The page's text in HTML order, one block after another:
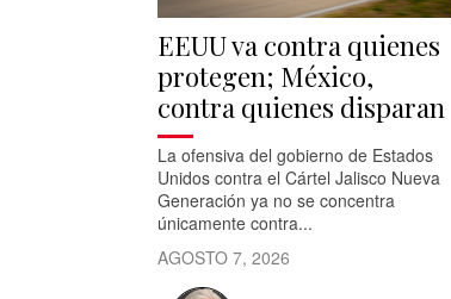
EEUU va contra quienes
protegen; México,
contra quienes disparan
La ofensiva del gobierno de Estados
Unidos contra el Cártel Jalisco Nueva
Generación ya no se concentra
únicamente contra...
AGOSTO 7, 2026